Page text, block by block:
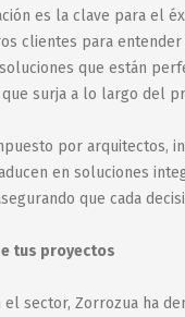
es la clave para el
clientes para
que están
surja a lo largo del
por arquitectos,
en soluciones
que cada
tus proyectos
el sector, Zorrozua ha